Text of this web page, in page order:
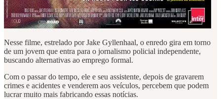
Nesse filme, estrelado por Jake Gyllenhaal, o enredo gira em torno
de um jovem que entra para o jornalismo policial independente,
buscando alternativas ao emprego formal.
Com o passar do tempo, ele e seu assistente, depois de gravarem
crimes e acidentes e venderem aos veículos, percebem que podem
lucrar muito mais fabricando essas notícias.